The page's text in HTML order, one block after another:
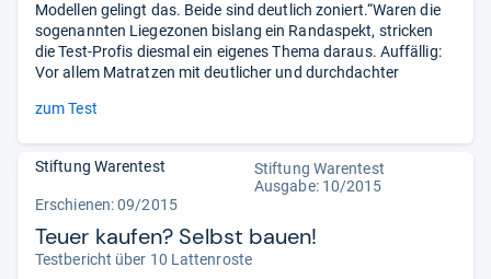
Modellen gelingt das. Beide sind deutlich zoniert.“Waren die
sogenannten Liegezonen bislang ein Randaspekt, stricken
die Test-Profis diesmal ein eigenes Thema daraus. Auffällig:
Vor allem Matratzen mit deutlicher und durchdachter
zum Test
Stiftung Warentest
Stiftung Warentest
Ausgabe: 10/2015
Erschienen: 09/2015
Teuer kaufen? Selbst bauen!
Testbericht über 10 Lattenroste